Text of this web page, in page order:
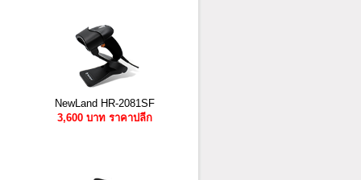
NewLand HR-2081SF
3,600 บาท ราคาปลีก